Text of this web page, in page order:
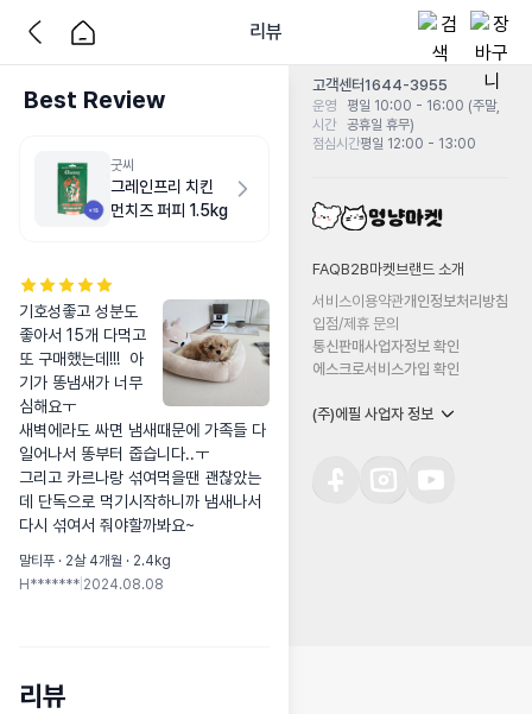
리뷰
Best Review
굿씨
그레인프리 치킨
먼치즈 퍼피 1.5kg
기호성좋고 성분도
좋아서 15개 다먹고
또 구매했는데!!!  아
기가 똥냄새가 너무
심해요ㅜ
새벽에라도 싸면 냄새때문에 가족들 다
일어나서 똥부터 줍습니다..ㅜ
그리고 카르나랑 섞여먹을땐 괜찮았는
데 단독으로 먹기시작하니까 냄새나서
다시 섞여서 줘야할까봐요~
말티푸 · 2살 4개월 · 2.4kg
H******* 2024.08.08
리뷰
고객센터1644-3955
운영
시간
평일 10:00 - 16:00 (주말,
공휴일 휴무)
점심시간평일 12:00 - 13:00
FAQB2B마켓 브랜드 소개
서비스이용약관개인정보처리방침
입점/제휴 문의
통신판매사업자정보 확인
에스크로서비스가입 확인
(주)에필 사업자 정보